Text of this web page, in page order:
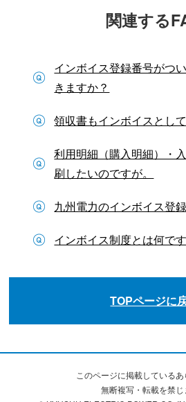
関連する
インボイス登録番号がつ
きますか？
領収書もインボイスとし
利用明細（購入明細）・
刷したいのですが。
九州電力のインボイス登
インボイス制度とは何で
TOPページに
このページに掲載している
無断複写・転載を禁じ